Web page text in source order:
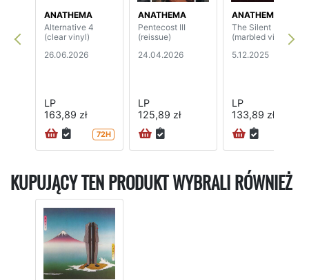
ANATHEMA
Alternative 4
(clear vinyl)
26.06.2026
LP
163,89 zł
72H
ANATHEMA
Pentecost III
(reissue)
24.04.2026
LP
125,89 zł
ANATHEMA
The Silent Enigma
(marbled vinyl)
5.12.2025
LP
133,89 zł
KUPUJĄCY TEN PRODUKT WYBRALI RÓWNIEŻ